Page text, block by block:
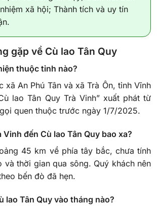
xã hội; Thành tích và uy tín
gặp về Cù lao Tân Quy
thuộc tỉnh nào?
xã An Phú Tân và xã Trà Ôn, tỉnh Vĩnh
lao Tân Quy Trà Vinh” xuất phát từ
quen thuộc trước ngày 1/7/2025.
đến Cù lao Tân Quy bao xa?
45 km về phía tây bắc, chưa tính
và thời gian qua sông. Quý khách nên
bến đò đã hẹn.
lao Tân Quy vào tháng nào?